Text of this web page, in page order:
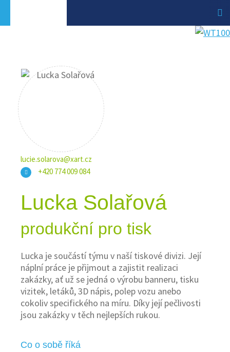
lucie.solarova@xart.cz
+420 774 009 084
Lucka Solařová
produkční pro tisk
Lucka je součástí týmu v naší tiskové divizi. Její
náplní práce je přijmout a zajistit realizaci
zakázky, ať už se jedná o výrobu banneru, tisku
vizitek, letáků, 3D nápis, polep vozu anebo
cokoliv specifického na míru. Díky její pečlivosti
jsou zakázky v těch nejlepších rukou.
Co o sobě říká